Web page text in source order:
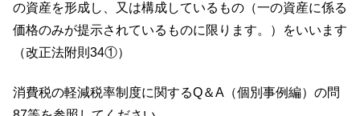
の資産を形成し、又は構成しているもの（一の資産に係る
価格のみが提示されているものに限ります。）をいいます
（改正法附則34①）
消費税の軽減税率制度に関するQ＆A（個別事例編）の問